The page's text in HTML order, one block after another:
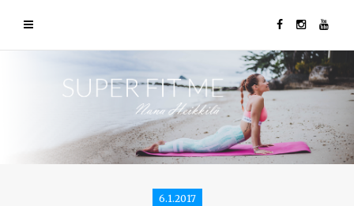
6.1.2017